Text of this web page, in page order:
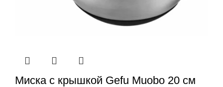
Миска с крышкой Gefu Мuоbо 20 см